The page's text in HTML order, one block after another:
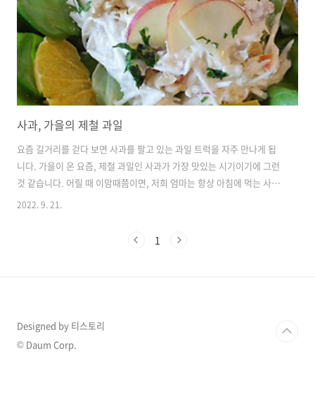
사과, 가을의 제철 과일
요즘 길거리를 걷다 보면 사과를 팔고 있는 과일 트럭을 자주 만나게 됩
니다. 가을이 온 요즘, 제철 과일인 사과가 가장 맛있는 시기이기에 그런
것 같습니다. 어릴 때 이맘때쯤이면, 저희 엄마는 항상 아침에 먹는 사과
가 ‘금(金)사과’라며 꼭 사과를 먹고 가라고 말씀하시며 사과를 잘라놓곤
주고, 활동을 하기 위한 에너지를 생산해주기 때문에, ‘금(金)사과’로 불
2022. 9. 21.
1
Designed by 티스토리
© Daum Corp.